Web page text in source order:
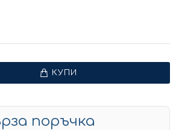
КУПИ
поръчка